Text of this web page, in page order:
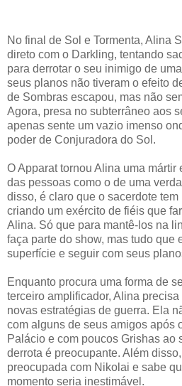
No final de Sol e Tormenta, Alina
direto com o Darkling, tentando
para derrotar o seu inimigo de
seus planos não tiveram o efeito
de Sombras escapou, mas não
Agora, presa no subterrâneo aos
apenas sente um vazio imenso
poder de Conjuradora do Sol.
O Apparat tornou Alina uma mártir
das pessoas como o de uma
disso, é claro que o sacerdote
criando um exército de fiéis que
Alina. Só que para mantê-los na
faça parte do show, mas tudo que
superfície e seguir com seus
Enquanto procura uma forma de
terceiro amplificador, Alina
novas estratégias de guerra. Ela
com alguns de seus amigos após
Palácio e com poucos Grishas ao
derrota é preocupante. Além
preocupada com Nikolai e sabe
momento seria inestimável.